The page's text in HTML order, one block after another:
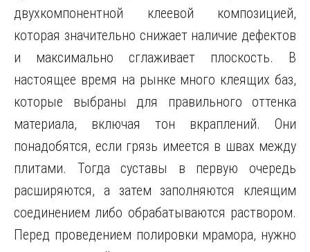
двухкомпонентной клеевой композицией,
которая значительно снижает наличие дефектов
и максимально сглаживает плоскость. В
настоящее время на рынке много клеящих баз,
которые выбраны для правильного оттенка
материала, включая тон вкраплений. Они
понадобятся, если грязь имеется в швах между
плитами. Тогда суставы в первую очередь
расширяются, а затем заполняются клеящим
соединением либо обрабатываются раствором.
Перед проведением полировки мрамора, нужно